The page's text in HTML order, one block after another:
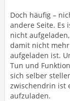
Doch häufig –
andere Seite. Es
nicht
damit nicht
aufgeladen ist.
Tun und
sich selber
zwischendrin ist
aufzuladen.